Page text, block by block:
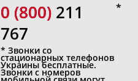
0 (800)
0 (800) 211
767
* Звонки со
стационарных телефонов
Украины бесплатные.
Звонки с номеров